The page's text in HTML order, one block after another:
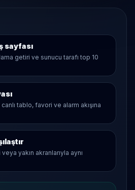
sayfası
getiri ve sunucu tarafı top 10
tablo, favori ve alarm akışına
yakın akranlarıyla aynı